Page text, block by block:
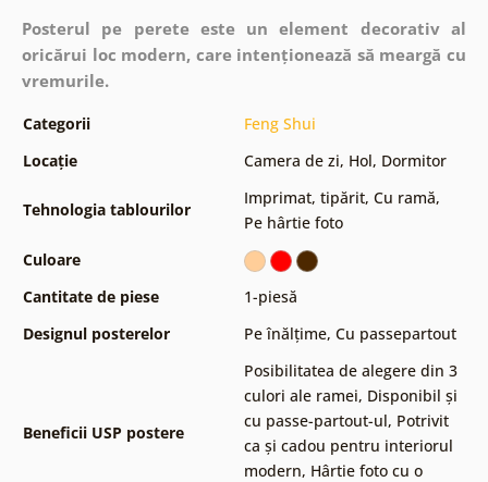
Posterul pe perete este un element decorativ al
oricărui loc modern, care intenționează să meargă cu
vremurile.
Categorii
Feng Shui
Locație
Camera de zi, Hol, Dormitor
Tehnologia tablourilor
Imprimat, tipărit, Cu ramă,
Pe hârtie foto
Culoare
Cantitate de piese
1-piesă
Designul posterelor
Pe înălțime, Cu passepartout
Beneficii USP postere
Posibilitatea de alegere din 3
culori ale ramei, Disponibil și
cu passe-partout-ul, Potrivit
ca și cadou pentru interiorul
modern, Hârtie foto cu o